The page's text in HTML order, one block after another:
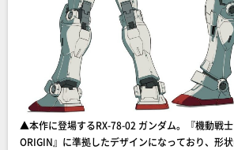
▲本作に登場するRX-78-02 ガンダム。『機動戦
ORIGIN』に準拠したデザインになっており、形